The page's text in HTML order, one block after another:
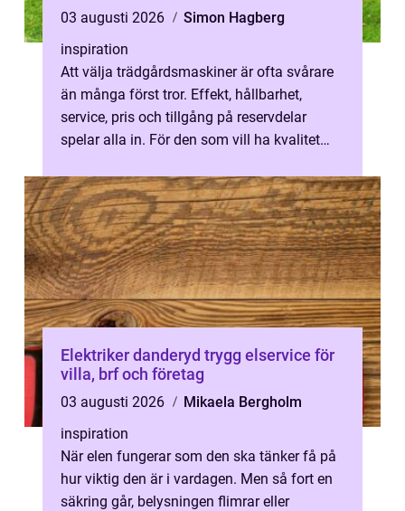
03 augusti 2026
Simon Hagberg
inspiration
Att välja trädgårdsmaskiner är ofta svårare
än många först tror. Effekt, hållbarhet,
service, pris och tillgång på reservdelar
spelar alla in. För den som vill ha kvalitet
Elektriker danderyd trygg elservice för
villa, brf och företag
03 augusti 2026
Mikaela Bergholm
inspiration
När elen fungerar som den ska tänker få på
hur viktig den är i vardagen. Men så fort en
säkring går, belysningen flimrar eller